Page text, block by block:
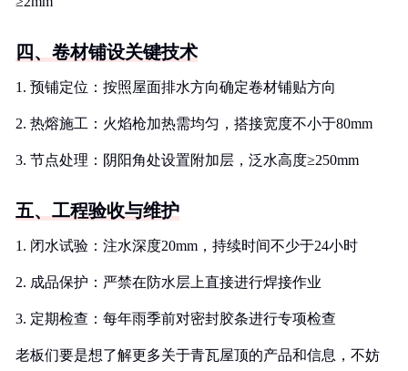
四、卷材铺设关键技术
1. 预铺定位：按照屋面排水方向确定卷材铺贴方向
2. 热熔施工：火焰枪加热需均匀，搭接宽度不小于80mm
3. 节点处理：阴阳角处设置附加层，泛水高度≥250mm
五、工程验收与维护
1. 闭水试验：注水深度20mm，持续时间不少于24小时
2. 成品保护：严禁在防水层上直接进行焊接作业
3. 定期检查：每年雨季前对密封胶条进行专项检查
老板们要是想了解更多关于青瓦屋顶的产品和信息，不妨